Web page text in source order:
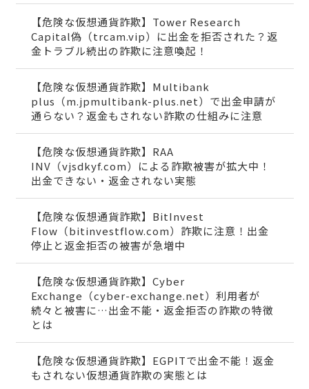
【危険な仮想通貨詐欺】Tower Research
Capital偽（trcam.vip）に出金を拒否された？返
金トラブル続出の詐欺に注意喚起！
【危険な仮想通貨詐欺】Multibank
plus（m.jpmultibank-plus.net）で出金申請が
通らない？返金もされない詐欺の仕組みに注意
【危険な仮想通貨詐欺】RAA
INV（vjsdkyf.com）による詐欺被害が拡大中！
出金できない・返金されない実態
【危険な仮想通貨詐欺】BitInvest
Flow（bitinvestflow.com）詐欺に注意！出金
停止と返金拒否の被害が急増中
【危険な仮想通貨詐欺】Cyber
Exchange（cyber-exchange.net）利用者が
続々と被害に…出金不能・返金拒否の詐欺の特徴
とは
【危険な仮想通貨詐欺】EGPITで出金不能！返金
もされない仮想通貨詐欺の実態とは